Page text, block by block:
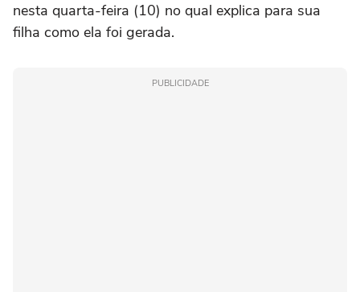
nesta quarta-feira (10) no qual explica para sua
filha como ela foi gerada.
PUBLICIDADE